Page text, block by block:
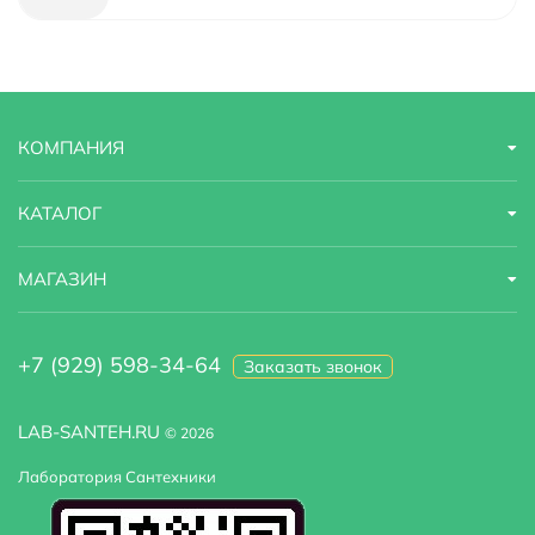
Модель A16030 Thermo
Область применения
Тропический (верхний) душ Есть
Угловая конструкция Нет
Встраиваемая система
LAB-SANTEH.RU © 2026
Лаборатория Сантехники
КОМПАНИЯ
КАТАЛОГ
МАГАЗИН
+7 (929) 598-34-64 Заказать звонок